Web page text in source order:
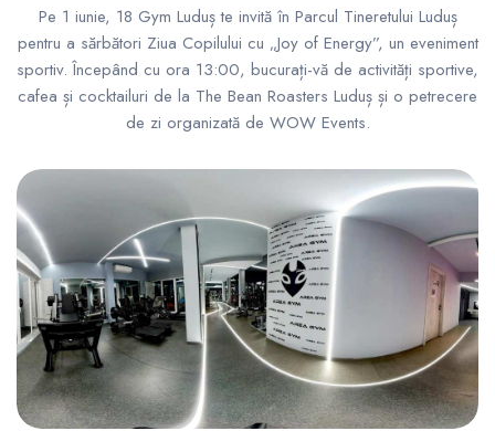
Pe 1 iunie, 18 Gym Luduș te invită în Parcul Tineretului Luduș
pentru a sărbători Ziua Copilului cu „Joy of Energy”, un eveniment
sportiv. Începând cu ora 13:00, bucurați-vă de activități sportive,
cafea și cocktailuri de la The Bean Roasters Luduș și o petrecere
de zi organizată de WOW Events.